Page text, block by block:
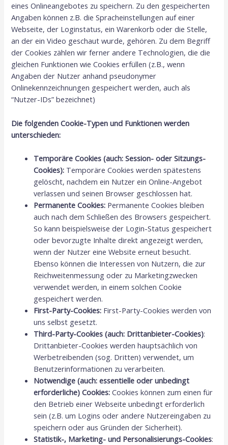
eines Onlineangebotes zu speichern. Zu den gespeicherten
Angaben können z.B. die Spracheinstellungen auf einer
Webseite, der Loginstatus, ein Warenkorb oder die Stelle,
an der ein Video geschaut wurde, gehören. Zu dem Begriff
der Cookies zählen wir ferner andere Technologien, die die
gleichen Funktionen wie Cookies erfüllen (z.B., wenn
Angaben der Nutzer anhand pseudonymer
Onlinekennzeichnungen gespeichert werden, auch als
“Nutzer-IDs” bezeichnet)
Die folgenden Cookie-Typen und Funktionen werden
unterschieden:
Temporäre Cookies (auch: Session- oder Sitzungs-
Cookies): Temporäre Cookies werden spätestens
gelöscht, nachdem ein Nutzer ein Online-Angebot
verlassen und seinen Browser geschlossen hat.
Permanente Cookies: Permanente Cookies bleiben
auch nach dem Schließen des Browsers gespeichert.
So kann beispielsweise der Login-Status gespeichert
oder bevorzugte Inhalte direkt angezeigt werden,
wenn der Nutzer eine Website erneut besucht.
Ebenso können die Interessen von Nutzern, die zur
Reichweitenmessung oder zu Marketingzwecken
verwendet werden, in einem solchen Cookie
gespeichert werden.
First-Party-Cookies: First-Party-Cookies werden von
uns selbst gesetzt.
Third-Party-Cookies (auch: Drittanbieter-Cookies):
Drittanbieter-Cookies werden hauptsächlich von
Werbetreibenden (sog. Dritten) verwendet, um
Benutzerinformationen zu verarbeiten.
Notwendige (auch: essentielle oder unbedingt
erforderliche) Cookies: Cookies können zum einen für
den Betrieb einer Webseite unbedingt erforderlich
sein (z.B. um Logins oder andere Nutzereingaben zu
speichern oder aus Gründen der Sicherheit).
Statistik-, Marketing- und Personalisierungs-Cookies: